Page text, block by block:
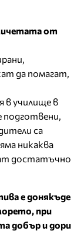
от
да помагат,
в училище в
подготвени,
са
никаква
достатъчно
е донякъде
при
добър и дори